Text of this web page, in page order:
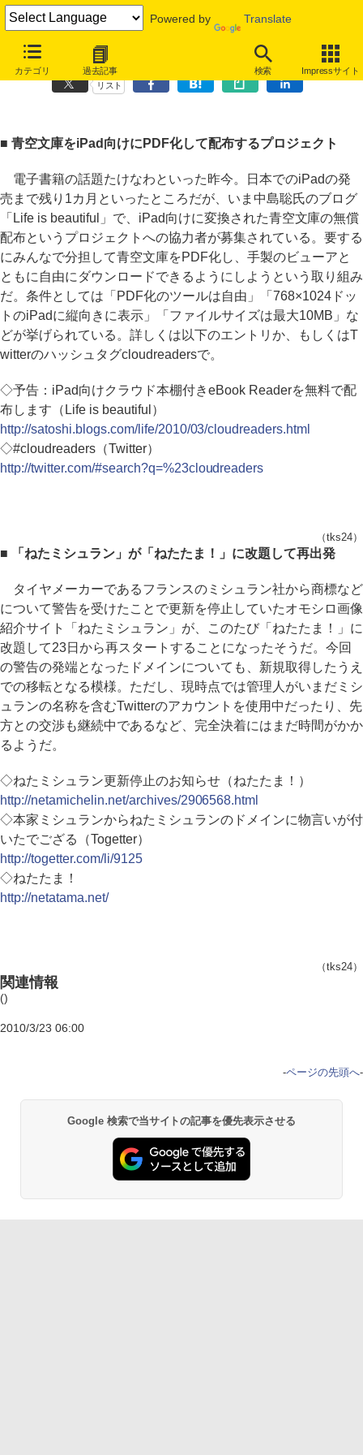
Powered by Translate
カテゴリ 過去記事 検索 Impressサイト
青空文庫をiPad向けにPDF化して配布するプロジェクト ほか
リスト
■ 青空文庫をiPad向けにPDF化して配布するプロジェクト
電子書籍の話題たけなわといった昨今。日本でのiPadの発
売まで残り1カ月といったところだが、いま中島聡氏のブログ
「Life is beautiful」で、iPad向けに変換された青空文庫の無償
配布というプロジェクトへの協力者が募集されている。要する
にみんなで分担して青空文庫をPDF化し、手製のビューアと
ともに自由にダウンロードできるようにしようという取り組み
だ。条件としては「PDF化のツールは自由」「768×1024ドッ
トのiPadに縦向きに表示」「ファイルサイズは最大10MB」な
どが挙げられている。詳しくは以下のエントリか、もしくはT
witterのハッシュタグcloudreadersで。
◇予告：iPad向けクラウド本棚付きeBook Readerを無料で配
布します（Life is beautiful）
http://satoshi.blogs.com/life/2010/03/cloudreaders.html
◇#cloudreaders（Twitter）
http://twitter.com/#search?q=%23cloudreaders
（tks24）
■ 「ねたミシュラン」が「ねたたま！」に改題して再出発
タイヤメーカーであるフランスのミシュラン社から商標など
について警告を受けたことで更新を停止していたオモシロ画像
紹介サイト「ねたミシュラン」が、このたび「ねたたま！」に
改題して23日から再スタートすることになったそうだ。今回
の警告の発端となったドメインについても、新規取得したうえ
での移転となる模様。ただし、現時点では管理人がいまだミシ
ュランの名称を含むTwitterのアカウントを使用中だったり、先
方との交渉も継続中であるなど、完全決着にはまだ時間がかか
るようだ。
◇ねたミシュラン更新停止のお知らせ（ねたたま！）
http://netamichelin.net/archives/2906568.html
◇本家ミシュランからねたミシュランのドメインに物言いが付
いたでござる（Togetter）
http://togetter.com/li/9125
◇ねたたま！
http://netatama.net/
（tks24）
関連情報
()
2010/3/23 06:00
-ページの先頭へ-
Google 検索で当サイトの記事を優先表示させる